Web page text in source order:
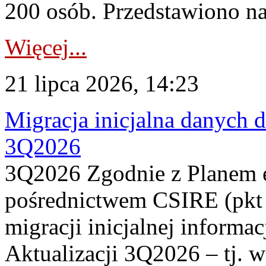
200 osób. Przedstawiono
Więcej...
21 lipca 2026, 14:23
Migracja inicjalna danych
3Q2026
3Q2026 Zgodnie z
pośrednictwem CSIRE
migracji inicjalnej
Aktualizacji 3Q2026 – tj.